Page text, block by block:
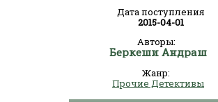
Дата поступления
2015-04-01
Авторы:
Беркеши Андраш
Жанр:
Прочие Детективы